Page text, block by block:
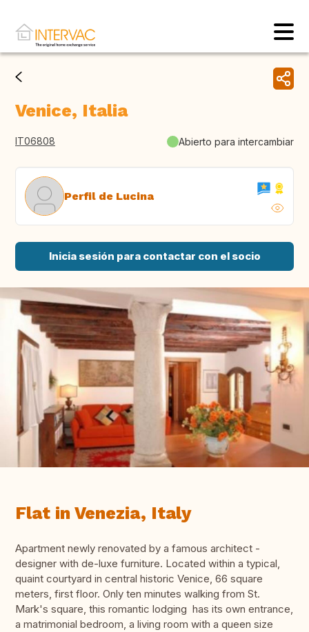
Venice, Italia
IT06808 Abierto para intercambiar
Perfil de Lucina
Inicia sesión para contactar con el socio
Flat in Venezia, Italy
Apartment newly renovated by a famous architect -
designer with de-luxe furniture. Located within a typical,
quaint courtyard in central historic Venice, 66 square
meters, first floor. Only ten minutes walking from St.
Mark's square, this romantic lodging has its own entrance,
a matrimonial bedroom, a living room with a queen size